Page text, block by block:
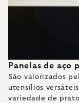
Panelas de aço
São valorizados
utensílios
variedade de